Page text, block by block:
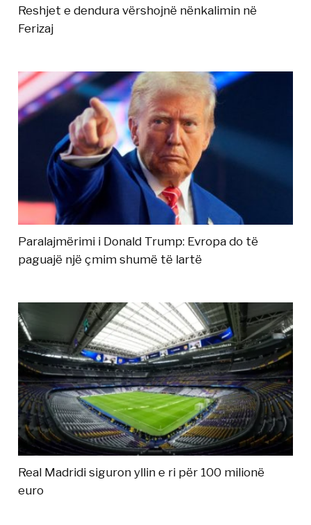
Reshjet e dendura vërshojnë nënkalimin në
Ferizaj
Paralajmërimi i Donald Trump: Evropa do të
paguajë një çmim shumë të lartë
Real Madridi siguron yllin e ri për 100 milionë
euro